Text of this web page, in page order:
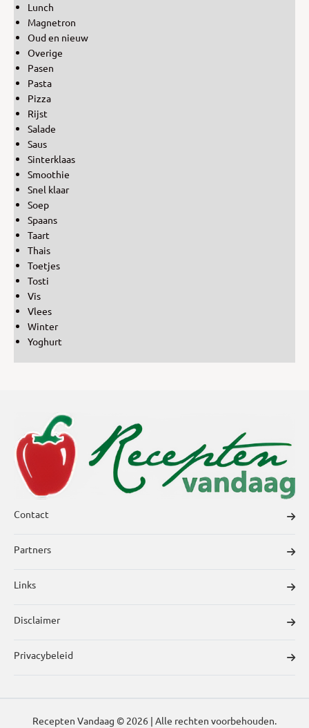
Lunch
Magnetron
Oud en nieuw
Overige
Pasen
Pasta
Pizza
Rijst
Salade
Saus
Sinterklaas
Smoothie
Snel klaar
Soep
Spaans
Taart
Thais
Toetjes
Tosti
Vis
Vlees
Winter
Yoghurt
Contact
Partners
Links
Disclaimer
Privacybeleid
Recepten Vandaag © 2026 | Alle rechten voorbehouden.